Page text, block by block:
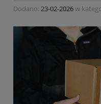
Dodano: 23-02-2026w